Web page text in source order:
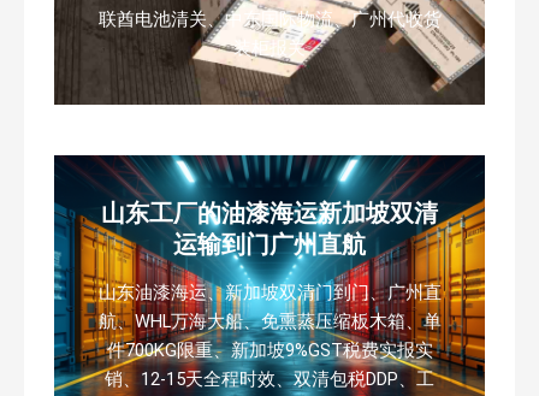
联酋电池清关、中东国际物流、广州代收货
装柜报关
山东工厂的油漆海运新加坡双清
运输到门广州直航
山东油漆海运、新加坡双清门到门、广州直
航、WHL万海大船、免熏蒸压缩板木箱、单
件700KG限重、新加坡9%GST税费实报实
销、12-15天全程时效、双清包税DDP、工